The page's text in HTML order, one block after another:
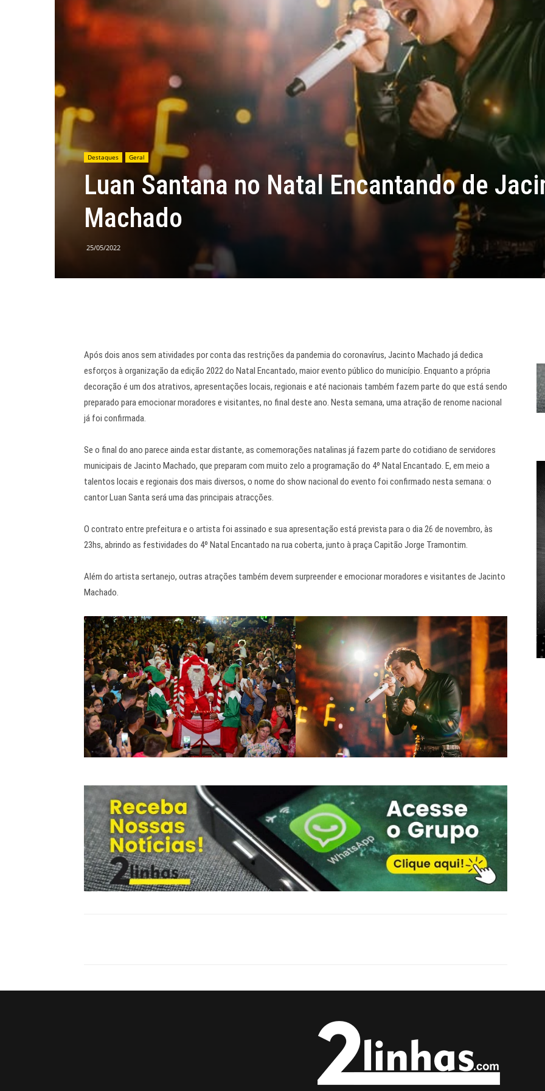
Destaques Geral
Luan Santana no Natal Encantando de
Machado
25/05/2022
Após dois anos sem atividades por conta das restrições da pandemia do coronavírus, Jacinto Machado já dedica
esforços à organização da edição 2022 do Natal Encantado, maior evento público do município. Enquanto a própria
decoração é um dos atrativos, apresentações locais, regionais e até nacionais também fazem parte do que está sendo
preparado para emocionar moradores e visitantes, no final deste ano. Nesta semana, uma atração de renome nacional
já foi confirmada.
Se o final do ano parece ainda estar distante, as comemorações natalinas já fazem parte do cotidiano de servidores
municipais de Jacinto Machado, que preparam com muito zelo a programação do 4º Natal Encantado. E, em meio a
talentos locais e regionais dos mais diversos, o nome do show nacional do evento foi confirmado nesta semana: o
cantor Luan Santa será uma das principais atracções.
O contrato entre prefeitura e o artista foi assinado e sua apresentação está prevista para o dia 26 de novembro, às
23hs, abrindo as festividades do 4º Natal Encantado na rua coberta, junto à praça Capitão Jorge Tramontim.
Além do artista sertanejo, outras atrações também devem surpreender e emocionar moradores e visitantes de Jacinto
Machado.